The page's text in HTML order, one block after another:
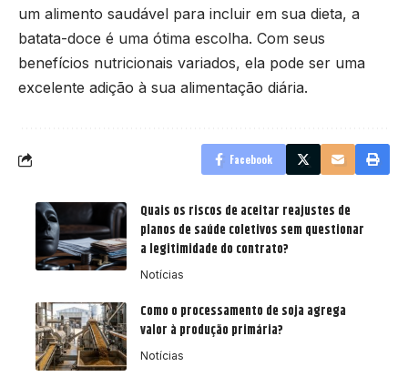
um alimento saudável para incluir em sua dieta, a
batata-doce é uma ótima escolha. Com seus
benefícios nutricionais variados, ela pode ser uma
excelente adição à sua alimentação diária.
Facebook
Quais os riscos de aceitar reajustes de
planos de saúde coletivos sem questionar
a legitimidade do contrato?
Notícias
Como o processamento de soja agrega
valor à produção primária?
Notícias